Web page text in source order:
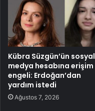
Kübra Süzgün’ün sosyal
medya hesabına erişim
engeli: Erdoğan’dan
yardım istedi
Ağustos 7, 2026